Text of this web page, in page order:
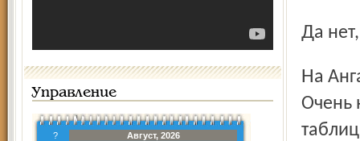
Управление
?
Август, 2026
Да
На Ангаре строят четвёртую мощнейшую Богучанскую ГЭС.
Очень